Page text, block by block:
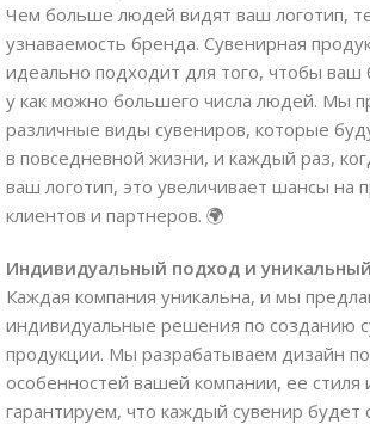
Чем больше людей видят ваш логотип,
узнаваемость бренда. Сувенирная
идеально подходит для того, чтобы
у как можно большего числа людей. Мы
различные виды сувениров, которые
в повседневной жизни, и каждый раз,
ваш логотип, это увеличивает шансы на
клиентов и партнеров. 🌍
Индивидуальный подход и
Каждая компания уникальна, и мы
индивидуальные решения по созданию
продукции. Мы разрабатываем дизайн
особенностей вашей компании, ее
гарантируем, что каждый сувенир будет